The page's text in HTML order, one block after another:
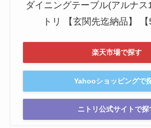
ダイニングテーブル(アルナス
トリ 【玄関先迄納品】 【
楽天市場で探す
Yahooショッピングで
ニトリ公式サイトで探